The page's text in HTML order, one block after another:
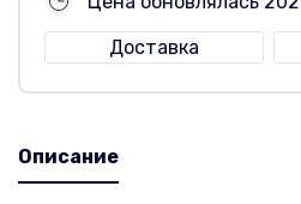
Доставка
Описание